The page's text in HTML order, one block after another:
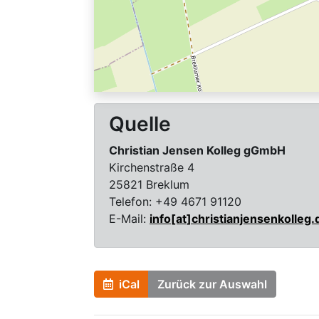
Quelle
Christian Jensen Kolleg gGmbH
Kirchenstraße 4
25821 Breklum
Telefon: +49 4671 91120
E-Mail:
iCal Zurück zur Auswahl